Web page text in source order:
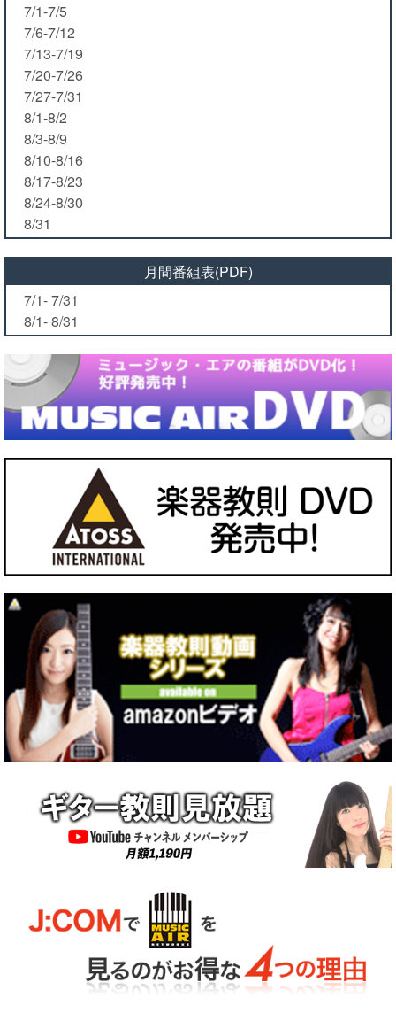
7/1-7/5
7/6-7/12
7/13-7/19
7/20-7/26
7/27-7/31
8/1-8/2
8/3-8/9
8/10-8/16
8/17-8/23
8/24-8/30
8/31
月間番組表(PDF)
7/1- 7/31
8/1- 8/31